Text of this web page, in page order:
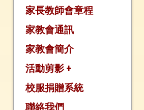
家長教師會章程
家教會通訊
家教會簡介
活動剪影 +
活動剪影2022-2023
活動剪影2021-2022
校服捐贈系統
聯絡我們